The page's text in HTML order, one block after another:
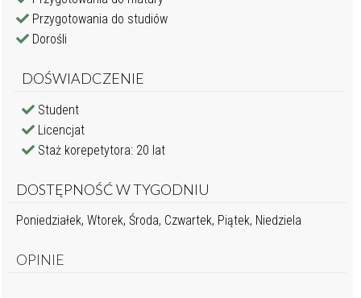
Przygotowania do studiów
Dorośli
DOŚWIADCZENIE
Student
Licencjat
Staż korepetytora: 20 lat
DOSTĘPNOŚĆ W TYGODNIU
Poniedziałek, Wtorek, Środa, Czwartek, Piątek, Niedziela
OPINIE